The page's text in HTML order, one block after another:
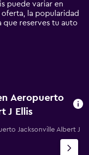
puede variar en
la popularidad
reserves tu auto
Aeropuerto
J Ellis
Jacksonville Albert J